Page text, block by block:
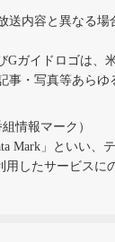
内容と異なる場
Gガイドロゴは、
事・写真等あらゆ
情報マーク）
Mark」といい、
用したサービスに